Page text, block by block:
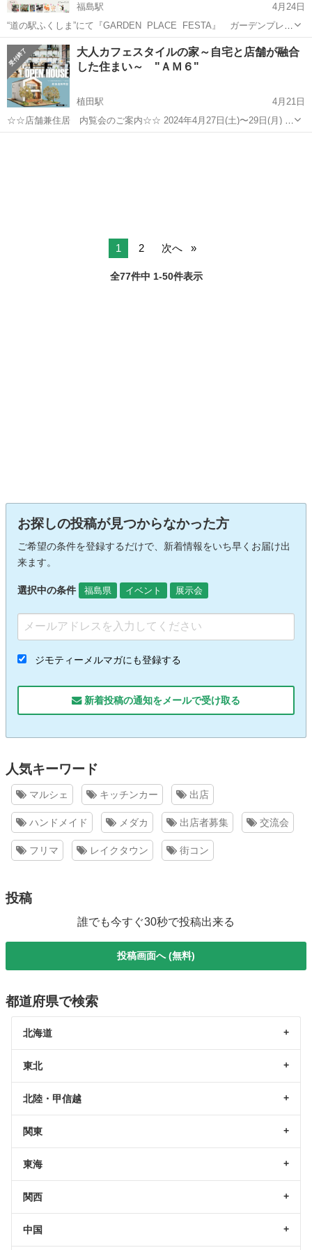
福島駅
4月24日
“道の駅ふくしま”にて『GARDEN PLACE FESTA』 ガーデンプレイ
ス フェスタ～Explore Fukushima～ふくしま探検 今年も！ いよい
よ はじまります！ 集まる人が楽しいときを過ごせるよ...
福島 福島市 福島駅 展示会 道の駅
大人カフェスタイルの家～自宅と店舗が融合
した住まい～ "ＡＭ６"
植田駅
4月21日
☆☆店舗兼住居 内覧会のご案内☆☆ 2024年4月27日(土)〜29日(月) 時
間：10時OPEN 〜 17時CLOSE いわき市岩間町にて、店舗付き住宅
1 2 次へ
全77件中 1-50件表示
お探しの投稿が見つからなかった方
ご希望の条件を登録するだけで、新着情報をいち早くお届け出
来ます。
選択中の条件 福島県 イベント 展示会
ジモティーメルマガにも登録する
新着投稿の通知をメールで受け取る
人気キーワード
マルシェ キッチンカー 出店
ハンドメイド メダカ 出店者募集 交流会
フリマ レイクタウン 街コン
投稿
誰でも今すぐ30秒で投稿出来る
投稿画面へ (無料)
都道府県で検索
北海道
東北
北陸・甲信越
関東
東海
関西
中国